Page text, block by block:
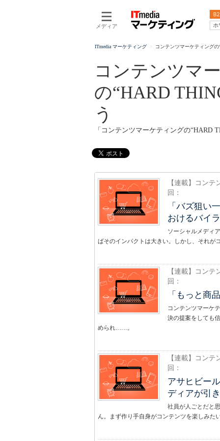
メディア
ホ
ITmedia マーケティング コンテンツマーケティングの
コンテンツマ
の“HARD
う
「コンテンツマーケティングの“HARD
【連載】コン
回：
「バズ狙い
おけるバイ
ソーシャルメディ
ばそのインパクトは大きい。しかし、それが
【連載】コン
回：
「もっと商
コンテンツマーケ
決の提案をしても
められ……。
【連載】コン
回：
アサヒビー
ディアが引
社員が人ごとだと
ん。まず作り手自身がコンテンツを楽しみた